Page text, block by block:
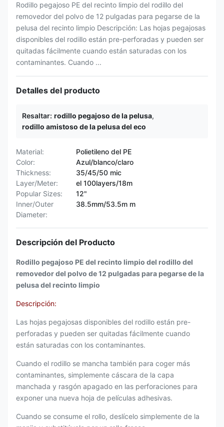
Rodillo pegajoso PE del recinto limpio del rodillo del
removedor del polvo de 12 pulgadas para pegarse de la
pelusa del recinto limpio Descripción: Las hojas pegajosas
disponibles del rodillo están pre-perforadas y pueden ser
quitadas fácilmente cuando están saturadas con los
contaminantes. Cuando ...
Detalles del producto
Resaltar: rodillo pegajoso de la pelusa,
rodillo amistoso de la pelusa del eco
Material:
Polietileno del PE
Color:
Azul/blanco/claro
Thickness:
35/45/50 mic
Layer/Meter:
el 100layers/18m
Popular Sizes:
12"
Inner/Outer
Diameter:
38.5mm/53.5m m
Descripción del Producto
Rodillo pegajoso PE del recinto limpio del rodillo del
removedor del polvo de 12 pulgadas para pegarse de la
pelusa del recinto limpio
Descripción:
Las hojas pegajosas disponibles del rodillo están pre-
perforadas y pueden ser quitadas fácilmente cuando
están saturadas con los contaminantes.
Cuando el rodillo se mancha también para coger más
contaminantes, simplemente cáscara de la capa
manchada y rasgón apagado en las perforaciones para
exponer una nueva hoja de películas adhesivas.
Cuando se consume el rollo, deslícelo simplemente de la